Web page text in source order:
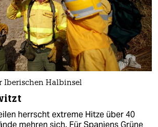
Iberischen Halbinsel
herrscht extreme Hitze über 40
mehren sich. Für Spaniens Grüne